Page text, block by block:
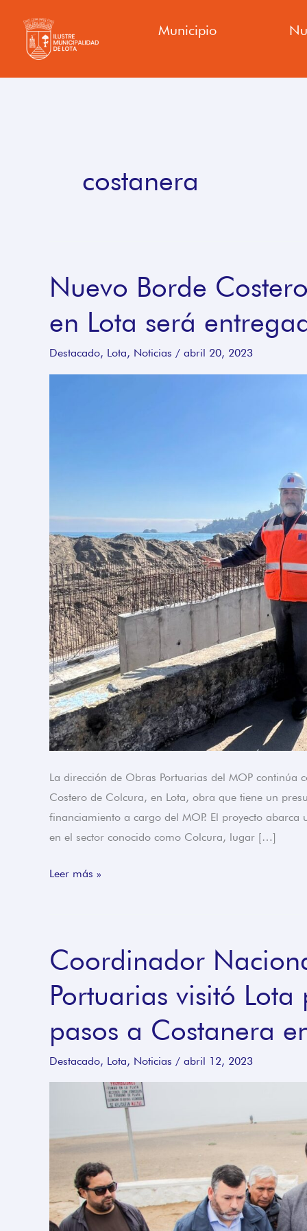
contenido
Municipio
costanera
Nuevo Borde
en Lota será
Destacado, Lota, Noticias / abril 20, 2023
La dirección de Obras Portuarias del MOP continúa
Costero de Colcura, en Lota, obra que tiene un
financiamiento a cargo del MOP. El proyecto
en el sector conocido como Colcura, lugar […]
Nuevo
Borde
Costero
Playa
Colcura
año
Leer más »
Coordinador
Portuarias visitó
pasos a Costanera
Destacado, Lota, Noticias / abril 12, 2023
Coordinador
Nacional
de
Portuarias
Costanera
en